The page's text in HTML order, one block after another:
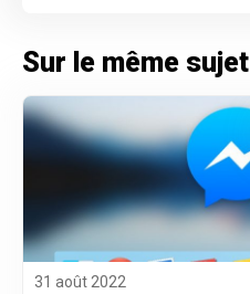
Sur le même sujet
31 août 2022